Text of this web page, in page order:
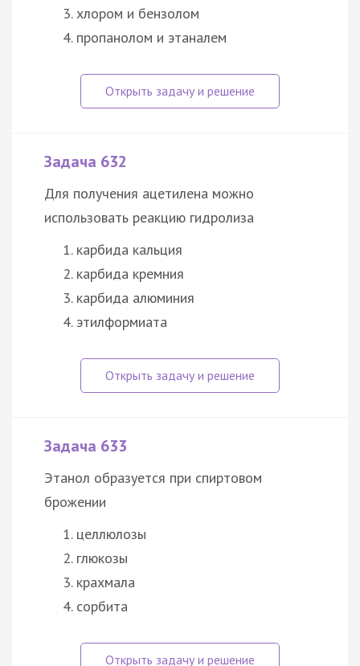
хлором и бензолом
пропанолом и этаналем
Задача 632
Для получения ацетилена можно
использовать реакцию гидролиза
карбида кальция
карбида кремния
карбида алюминия
этилформиата
Задача 633
Этанол образуется при спиртовом
брожении
целлюлозы
глюкозы
крахмала
сорбита